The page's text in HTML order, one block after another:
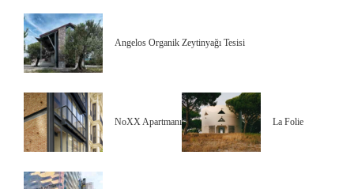
Angelos Organik Zeytinyağı Tesisi
NoXX Apartmanı La Folie